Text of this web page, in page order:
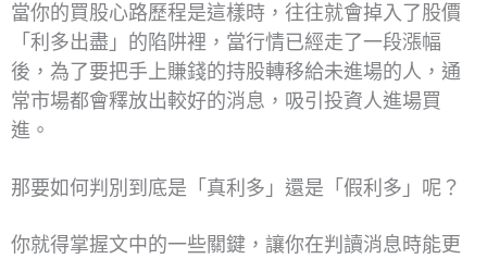
當你的買股心路歷程是這樣時，往往就會掉入了股價
「利多出盡」的陷阱裡，當行情已經走了一段漲幅
後，為了要把手上賺錢的持股轉移給未進場的人，通
常市場都會釋放出較好的消息，吸引投資人進場買
進。
那要如何判別到底是「真利多」還是「假利多」呢？
你就得掌握文中的一些關鍵，讓你在判讀消息時能更